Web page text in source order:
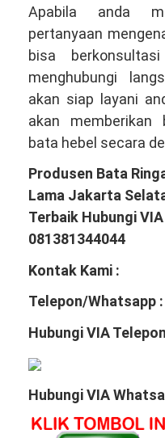
Apabila anda
pertanyaan
bisa
menghubungi
akan siap layani
akan memberikan
bata hebel secara
Produsen Bata
Lama Jakarta
Terbaik Hubungi
081381344044
Kontak Kami :
Telepon/Whatsapp
Hubungi VIA
Hubungi VIA